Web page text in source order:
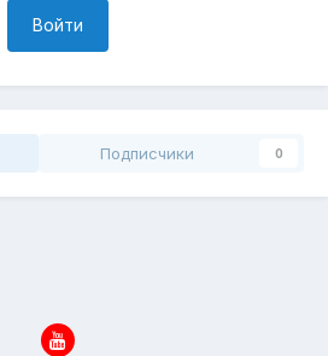
Войти
Подписчики 0